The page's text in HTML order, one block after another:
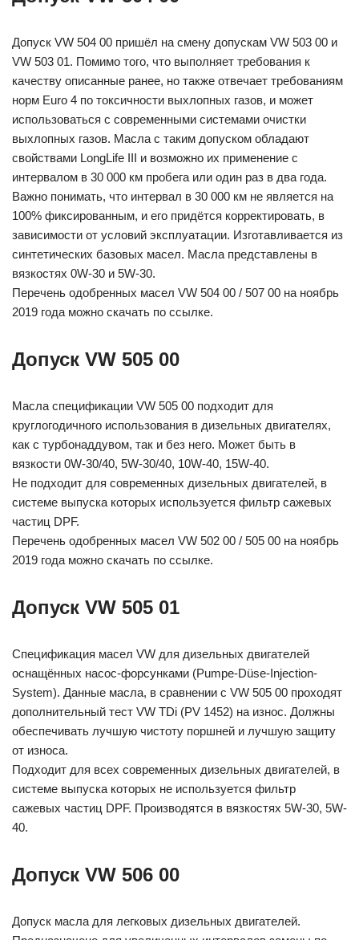
Допуск VW 504 00 пришёл на смену допускам VW 503 00 и
VW 503 01. Помимо того, что выполняет требования к
качеству описанные ранее, но также отвечает требованиям
норм Euro 4 по токсичности выхлопных газов, и может
использоваться с современными системами очистки
выхлопных газов. Масла с таким допуском обладают
свойствами LongLife III и возможно их применение с
интервалом в 30 000 км пробега или один раз в два года.
Важно понимать, что интервал в 30 000 км не является на
100% фиксированным, и его придётся корректировать, в
зависимости от условий эксплуатации. Изготавливается из
синтетических базовых масел. Масла представлены в
вязкостях 0W-30 и 5W-30.
Перечень одобренных масел VW 504 00 / 507 00 на ноябрь
2019 года можно скачать по ссылке.
Допуск VW 505 00
Масла спецификации VW 505 00 подходит для
круглогодичного использования в дизельных двигателях,
как с турбонаддувом, так и без него. Может быть в
вязкости 0W-30/40, 5W-30/40, 10W-40, 15W-40.
Не подходит для современных дизельных двигателей, в
системе выпуска которых используется фильтр сажевых
частиц DPF.
Перечень одобренных масел VW 502 00 / 505 00 на ноябрь
2019 года можно скачать по ссылке.
Допуск VW 505 01
Спецификация масел VW для дизельных двигателей
оснащённых насос-форсунками (Pumpe-Düse-Injection-
System). Данные масла, в сравнении с VW 505 00 проходят
дополнительный тест VW TDi (PV 1452) на износ. Должны
обеспечивать лучшую чистоту поршней и лучшую защиту
от износа.
Подходит для всех современных дизельных двигателей, в
системе выпуска которых не используется фильтр
сажевых частиц DPF. Производятся в вязкостях 5W-30, 5W-
40.
Допуск VW 506 00
Допуск масла для легковых дизельных двигателей.